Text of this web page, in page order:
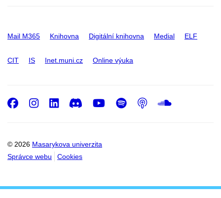
Mail M365 Knihovna Digitální knihovna Medial ELF
CIT IS Inet.muni.cz Online výuka
© 2026 Masarykova univerzita
Správce webu
Cookies
Facebook
Instagram
LinkedIn
DiscordYoutube
Spotify
Podcast